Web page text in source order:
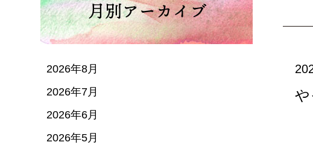
や
2026年8月
2026年7月
2026年6月
2026年5月